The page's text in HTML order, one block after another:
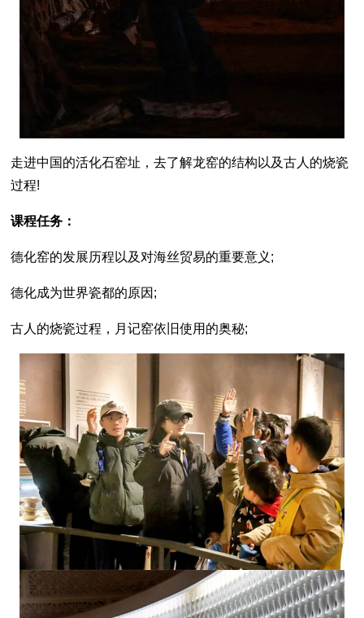
走进中国的活化石窑址，去了解龙窑的结构以及古人的烧瓷
过程!
课程任务：
德化窑的发展历程以及对海丝贸易的重要意义;
德化成为世界瓷都的原因;
古人的烧瓷过程，月记窑依旧使用的奥秘;